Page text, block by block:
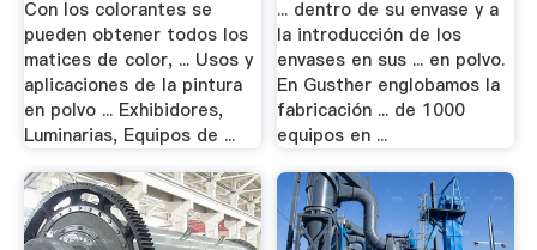
Con los colorantes se
pueden obtener todos los
matices de color, ... Usos y
aplicaciones de la pintura
en polvo ... Exhibidores,
Luminarias, Equipos de ...
... dentro de su envase y a
la introducción de los
envases en sus ... en polvo.
En Gusther englobamos la
fabricación ... de 1000
equipos en ...